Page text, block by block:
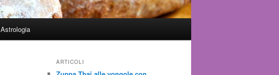
Astrologia
ARTICOLI